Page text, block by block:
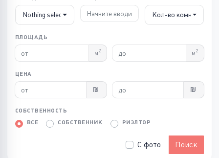
Nothing selected Кол-во комнат
ПЛОЩАДЬ
м2 м2
ЦЕНА
СОБСТВЕННОСТЬ
ВСЕ
СОБСТВЕННИК РИЭЛТОР
С фото Поиск